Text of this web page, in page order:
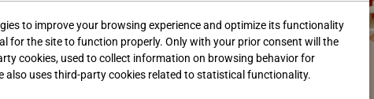
to improve your browsing experience and optimize its functionality
for the site to function properly. Only with your prior consent will the
cookies, used to collect information on browsing behavior for
also uses third-party cookies related to statistical functionality.